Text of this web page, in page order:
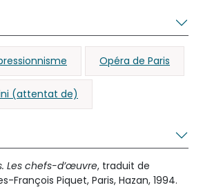
Opéra de Paris
(attentat de)
Les chefs-d’œuvre, traduit de
François Piquet, Paris, Hazan, 1994.